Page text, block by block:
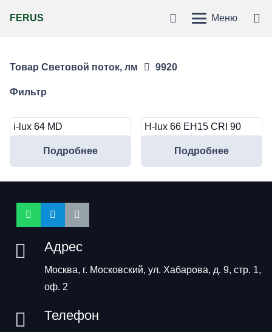
FERUS Меню
Товар Световой поток, лм 9920
Фильтр
i-lux 64 MD
Подробнее
H-lux 66 EH15 CRI 90
Подробнее
Адрес
Москва, г. Московский, ул. Хабарова, д. 9, стр. 1,
оф. 2
Телефон